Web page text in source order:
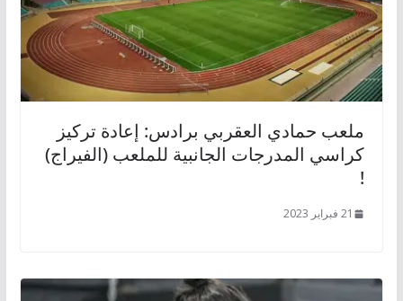
ملعب حمادي العقربي برادس: إعادة تركيز
كراسي المدرجات الجانبية للملعب (الفيراج)
!
21 فبراير 2023